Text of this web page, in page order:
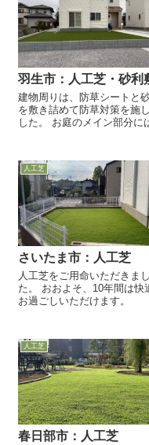
羽生市：人工芝・砂利
建物周りは、防草シートと
を敷き詰めて防草対策を施
した。 お庭のメイン部分には、
人工芝
さいたま市：人工芝
人工芝をご用命いただきまし
た。 おおよそ、10年間は快適に
お過ごしいただけます。
人工芝
春日部市：人工芝